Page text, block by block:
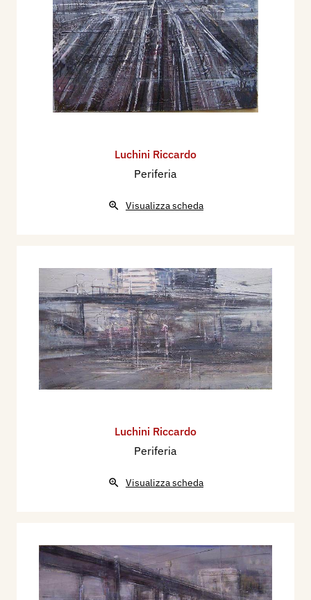
Luchini Riccardo
Periferia
Visualizza scheda
Luchini Riccardo
Periferia
Visualizza scheda